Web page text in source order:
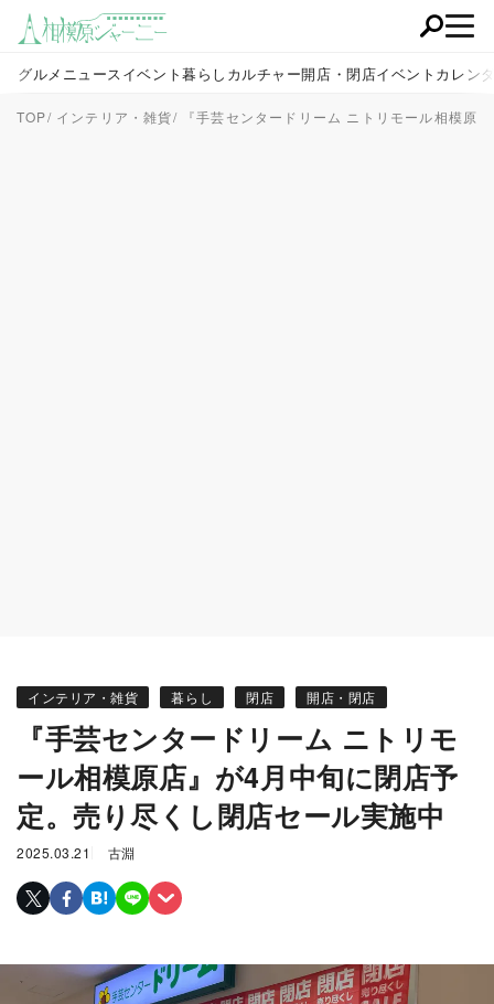
グルメ ニュース イベント暮らし カルチャー開店・閉店イベントカレン
TOP インテリア・雑貨 『手芸センタードリーム ニトリモール相模原
インテリア・雑貨 暮らし 閉店 開店・閉店
『手芸センタードリーム ニトリモ
ール相模原店』が4月中旬に閉店予
定。売り尽くし閉店セール実施中
2025.03.21 古淵